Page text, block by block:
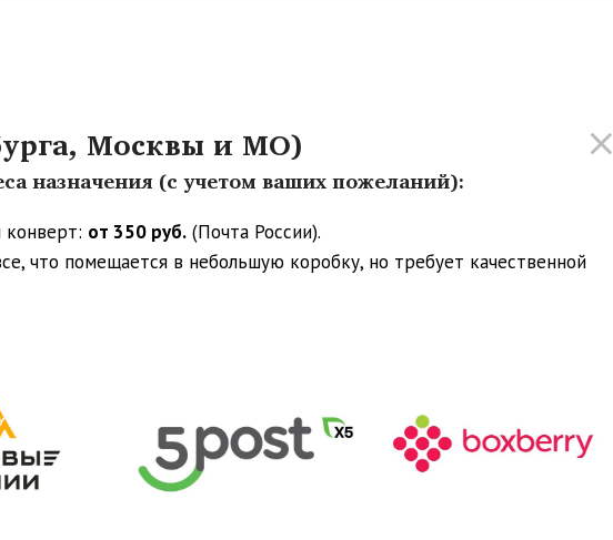
Москвы и МО)
назначения (с учетом ваших пожеланий):
от 350 руб. (Почта России).
что помещается в небольшую коробку, но требует качественной